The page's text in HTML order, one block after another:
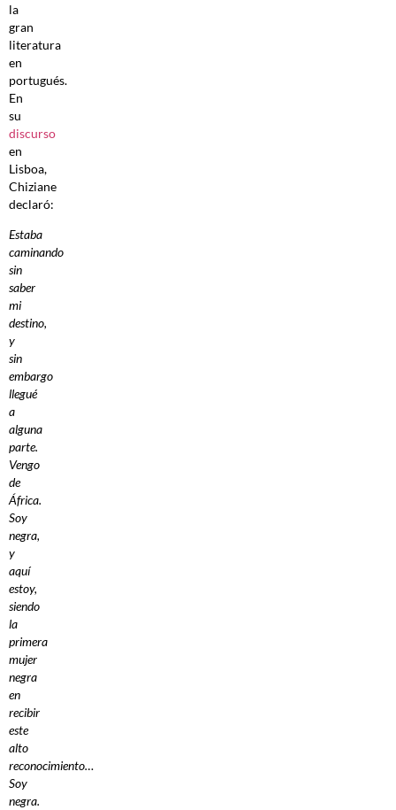
la
gran
literatura
en
portugués.
En
su
discurso
en
Lisboa,
Chiziane
declaró:
Estaba
caminando
sin
saber
mi
destino,
y
sin
embargo
llegué
a
alguna
parte.
Vengo
de
África.
Soy
negra,
y
aquí
estoy,
siendo
la
primera
mujer
negra
en
recibir
este
alto
reconocimiento…
Soy
negra.